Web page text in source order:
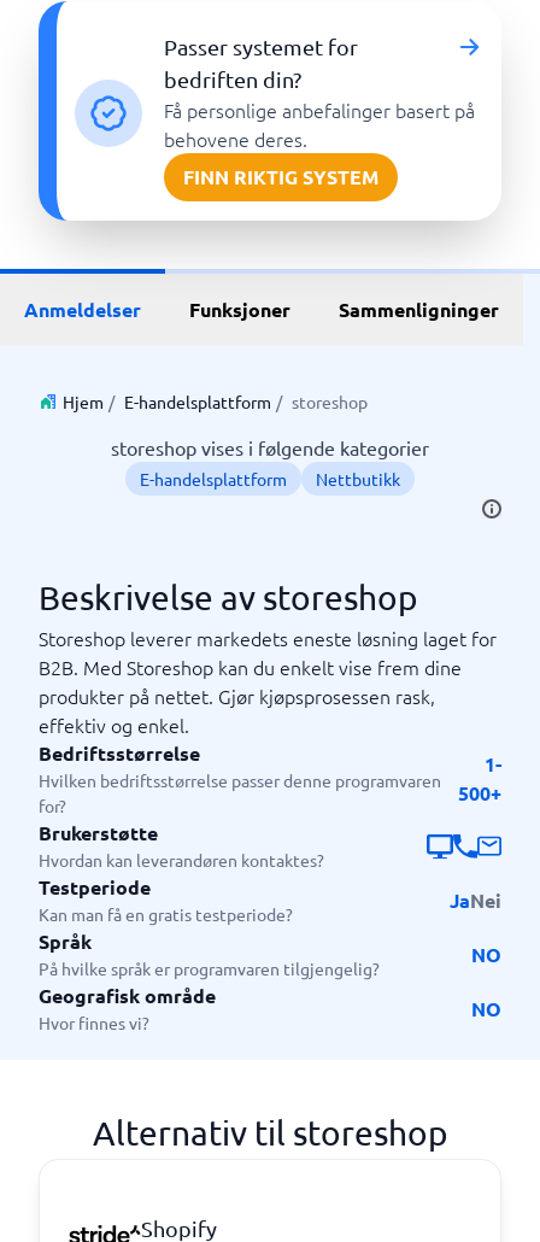
Passer systemet for
bedriften din?
Få personlige anbefalinger basert på
behovene deres.
FINN RIKTIG SYSTEM
Anmeldelser Funksjoner Sammenligninger
Hjem / E-handelsplattform / storeshop
storeshop vises i følgende kategorier
E-handelsplattform Nettbutikk
Beskrivelse av storeshop
Storeshop leverer markedets eneste løsning laget for
B2B. Med Storeshop kan du enkelt vise frem dine
produkter på nettet. Gjør kjøpsprosessen rask,
effektiv og enkel.
Bedriftsstørrelse
Hvilken bedriftsstørrelse passer denne programvaren
for?
1-
500+
Brukerstøtte
Hvordan kan leverandøren kontaktes?
Testperiode
Kan man få en gratis testperiode?
JaNei
Språk
På hvilke språk er programvaren tilgjengelig?
NO
Geografisk område
Hvor finnes vi?
NO
Alternativ til storeshop
Shopify